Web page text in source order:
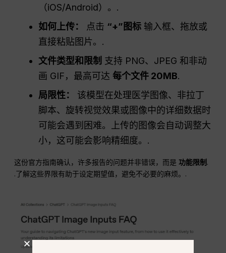
（iOS/Android）。.
如何上传：
点击 “+”图标 输入框、拖放或
直接粘贴图片。.
文件类型和限制 支持 PNG、JPEG 和非动
画 GIF，最高可达 每个文件 20MB.
局限性：
该模型在处理医学图像、非拉丁
脚本、旋转视觉效果或图像中的详细数据时
可能会遇到困难。上传的图像会自动调整大
小，这可能会影响精细度。.
这份官方指南确认，许多报告的问题并非错误，而是功能限制 .
.了解这些界限有助于设定期望值，避免不必要的麻烦。.